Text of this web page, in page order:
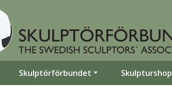
Skulptörförbundet Skulpturshop